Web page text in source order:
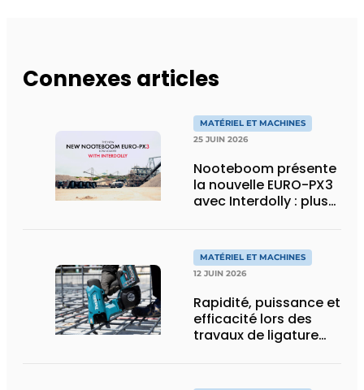
Connexes articles
MATÉRIEL ET MACHINES
25 JUIN 2026
Nooteboom présente
la nouvelle EURO-PX3
avec Interdolly : plus
transport spécial
MATÉRIEL ET MACHINES
12 JUIN 2026
Rapidité, puissance et
efficacité lors des
travaux de ligature